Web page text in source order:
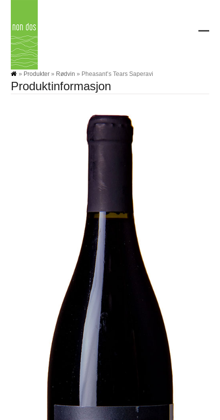
content
» Produkter » Rødvin » Pheasant’s Tears Saperavi
Produktinformasjon